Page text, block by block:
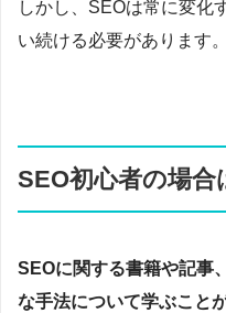
しかし、SEOは常に変化
い続ける必要があります。
SEO初心者の場合
SEOに関する書籍や記事
な手法について学ぶこと